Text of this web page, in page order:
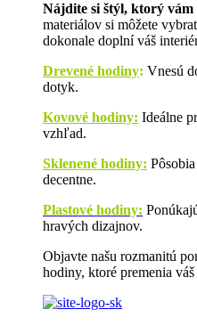
Nájdite si štýl, ktorý vám
materiálov si môžete
dokonale doplní váš
Drevené hodiny: Vnesú
dotyk.
Kovové hodiny: Ideálne
vzhľad.
Sklenené hodiny:
decentne.
Plastové hodiny:
hravých dizajnov.
Objavte našu rozmanitú
hodiny, ktoré premenia váš